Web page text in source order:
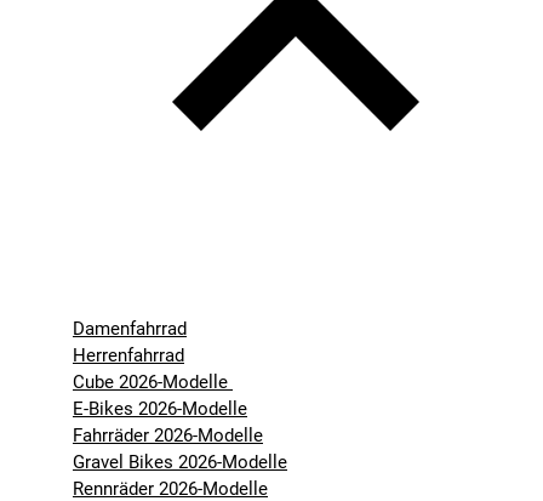
Damenfahrrad
Herrenfahrrad
Cube 2026-Modelle
E-Bikes 2026-Modelle
Fahrräder 2026-Modelle
Gravel Bikes 2026-Modelle
Rennräder 2026-Modelle